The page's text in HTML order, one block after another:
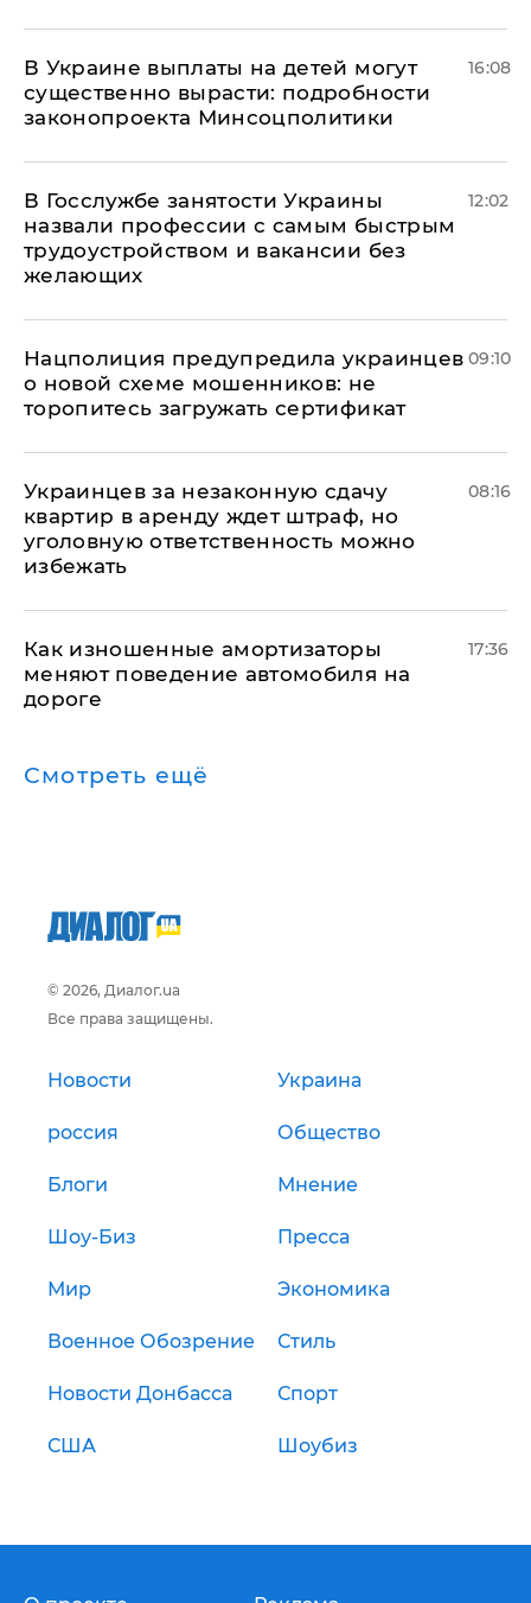
В Украине выплаты на детей могут
существенно вырасти: подробности
законопроекта Минсоцполитики
16:08
В Госслужбе занятости Украины
назвали профессии с самым быстрым
трудоустройством и вакансии без
желающих
12:02
Нацполиция предупредила украинцев
о новой схеме мошенников: не
торопитесь загружать сертификат
09:10
Украинцев за незаконную сдачу
квартир в аренду ждет штраф, но
уголовную ответственность можно
избежать
08:16
Как изношенные амортизаторы
меняют поведение автомобиля на
дороге
17:36
Смотреть ещё
© 2026, Диалог.ua
Все права защищены.
Новости Украина
россия Общество
Блоги Мнение
Шоу-Биз Пресса
Мир Экономика
Военное Обозрение Стиль
Новости Донбасса Спорт
США Шоубиз